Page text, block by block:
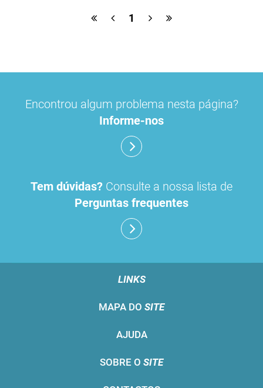
1
Encontrou algum problema nesta página?
Informe-nos
Tem dúvidas? Consulte a nossa lista de
Perguntas frequentes
LINKS
MAPA DO SITE
AJUDA
SOBRE O SITE